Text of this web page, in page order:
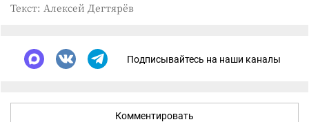
Текст: Алексей Дегтярёв
Подписывайтесь на наши каналы
Комментировать